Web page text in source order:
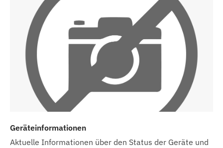
Geräteinformationen
Aktuelle Informationen über den Status der Geräte und